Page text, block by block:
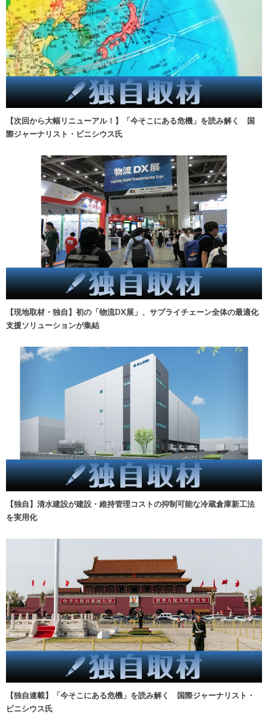
【次回から大幅リニューアル！】「今そこにある危機」を読み解く 国
際ジャーナリスト・ビニシウス氏
【現地取材・独自】初の「物流DX展」、サプライチェーン全体の最適化
支援ソリューションが集結
【独自】清水建設が建設・維持管理コストの抑制可能な冷蔵倉庫新工法
を実用化
【独自連載】「今そこにある危機」を読み解く 国際ジャーナリスト・
ビニシウス氏